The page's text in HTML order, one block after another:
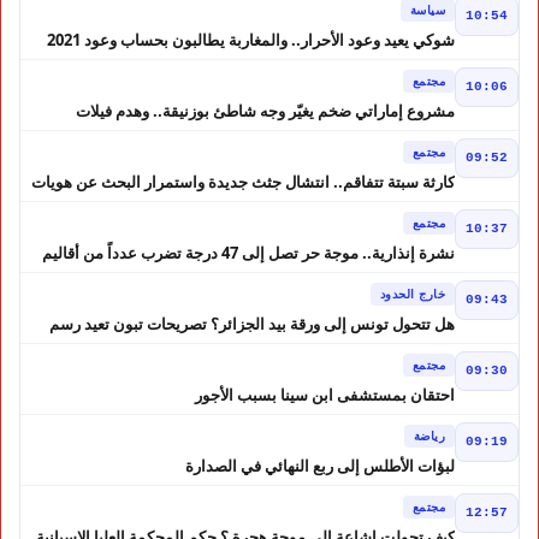
10:54 سياسة
شوكي يعيد وعود الأحرار.. والمغاربة يطالبون بحساب وعود 2021
10:06 مجتمع
مشروع إماراتي ضخم يغيّر وجه شاطئ بوزنيقة.. وهدم فيلات
09:52 مجتمع
كارثة سبتة تتفاقم.. انتشال جثث جديدة واستمرار البحث عن هويات
10:37 مجتمع
نشرة إنذارية.. موجة حر تصل إلى 47 درجة تضرب عدداً من أقاليم
09:43 خارج الحدود
هل تتحول تونس إلى ورقة بيد الجزائر؟ تصريحات تبون تعيد رسم
09:30 مجتمع
احتقان بمستشفى ابن سينا بسبب الأجور
09:19 رياضة
لبؤات الأطلس إلى ربع النهائي في الصدارة
12:57 مجتمع